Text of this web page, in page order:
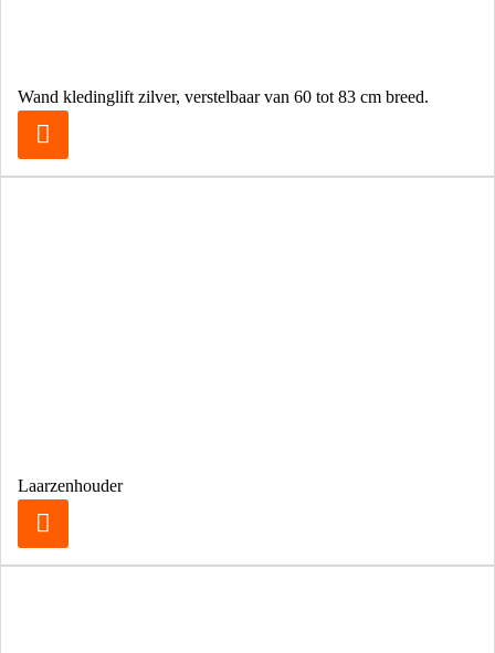
Wand kledinglift zilver, verstelbaar van 60 tot 83 cm breed.
Laarzenhouder